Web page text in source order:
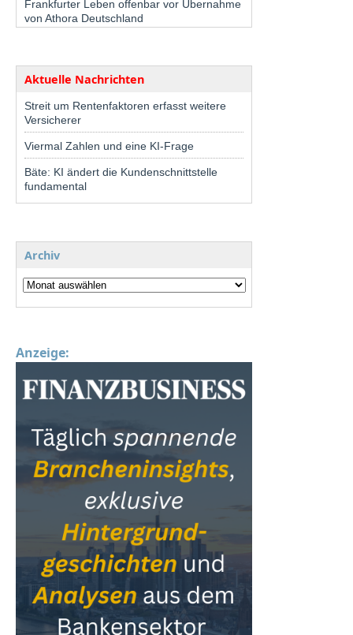
Frankfurter Leben offenbar vor Übernahme
von Athora Deutschland
Aktuelle Nachrichten
Streit um Rentenfaktoren erfasst weitere
Versicherer
Viermal Zahlen und eine KI-Frage
Bäte: KI ändert die Kundenschnittstelle
fundamental
Archiv
Anzeige: